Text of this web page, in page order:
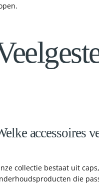
accessoires
collectie bestaat uit
die